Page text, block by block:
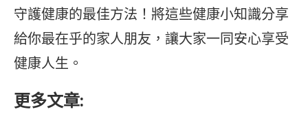
守護健康的最佳方法！將這些健康小知識分享
給你最在乎的家人朋友，讓大家一同安心享受
健康人生。
更多文章: